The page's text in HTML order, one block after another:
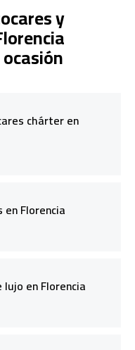
y
chárter en
Florencia
en Florencia